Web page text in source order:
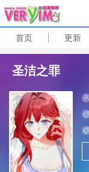
首页 更新
圣洁之罪